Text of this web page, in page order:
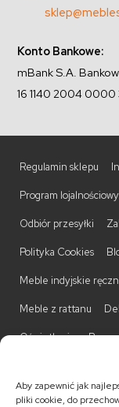
Aby zapewnić jak
pliki cookie, do
Konto Bankowe:
mBank S.A.
16 1140 2004 0000
Regulamin sklepu
Program lojalnościowy
Odbiór przesyłki
Polityka Cookies
Meble indyjskie
Meble z rattanu
Oświetlenie
Kufry indyjskie